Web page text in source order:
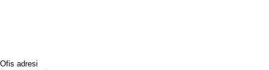
Ofis adresi